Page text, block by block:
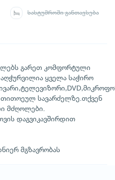
გარეთ კომფორტული
ყველა საჭირო
სავარძელზე.თქვენ
მძღოლები.
დაგვიკავშირდით
მგზავრობას
სასტუმროში განთავსება